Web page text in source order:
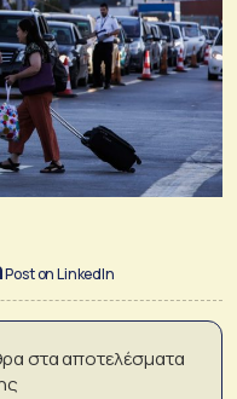
Post on LinkedIn
στα αποτελέσματα